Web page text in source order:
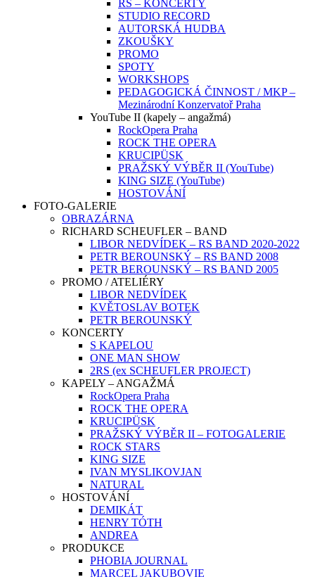
RS – KONCERTY
STUDIO RECORD
AUTORSKÁ HUDBA
ZKOUŠKY
PROMO
SPOTY
WORKSHOPS
PEDAGOGICKÁ ČINNOST / MKP –
Mezinárodní Konzervatoř Praha
YouTube II (kapely – angažmá)
RockOpera Praha
ROCK THE OPERA
KRUCIPÜSK
PRAŽSKÝ VÝBĚR II (YouTube)
KING SIZE (YouTube)
HOSTOVÁNÍ
FOTO-GALERIE
OBRAZÁRNA
RICHARD SCHEUFLER – BAND
LIBOR NEDVÍDEK – RS BAND 2020-2022
PETR BEROUNSKÝ – RS BAND 2008
PETR BEROUNSKÝ – RS BAND 2005
PROMO / ATELIÉRY
LIBOR NEDVÍDEK
KVĚTOSLAV BOTEK
PETR BEROUNSKÝ
KONCERTY
S KAPELOU
ONE MAN SHOW
2RS (ex SCHEUFLER PROJECT)
KAPELY – ANGAŽMÁ
RockOpera Praha
ROCK THE OPERA
KRUCIPÜSK
PRAŽSKÝ VÝBĚR II – FOTOGALERIE
ROCK STARS
KING SIZE
IVAN MYSLIKOVJAN
NATURAL
HOSTOVÁNÍ
DEMIKÁT
HENRY TÓTH
ANDREA
PRODUKCE
PHOBIA JOURNAL
MARCEL JAKUBOVIE